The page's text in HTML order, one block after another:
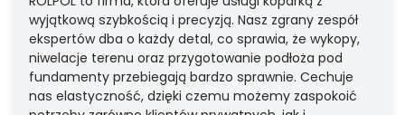
wyjątkową szybkością i precyzją. Nasz zgrany zespół
ekspertów dba o każdy detal, co sprawia, że wykopy,
niwelacje terenu oraz przygotowanie podłoża pod
fundamenty przebiegają bardzo sprawnie. Cechuje
nas elastyczność, dzięki czemu możemy zaspokoić